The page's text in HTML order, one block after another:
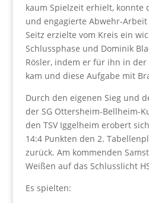
kaum Spielzeit erhielt, konnte
und engagierte Abwehr-
Seitz erzielte vom Kreis ein
Schlussphase und Dominik
Rösler, indem er für ihn in der
kam und diese Aufgabe mit
Durch den eigenen Sieg und
der SG Ottersheim-Bellheim-
den TSV Iggelheim erobert
14:4 Punkten den 2.
zurück. Am kommenden
Weißen auf das Schlusslicht
Es spielten: